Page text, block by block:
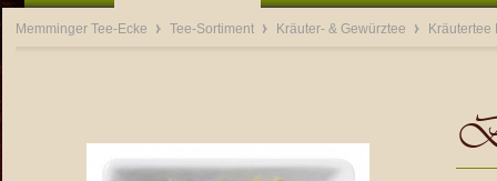
Memminger Tee-Ecke Tee-Sortiment Kräuter- & Gewürztee